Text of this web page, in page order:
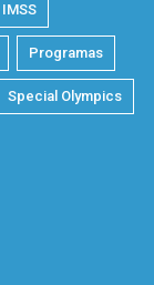
IMSS
Programas
Special Olympics